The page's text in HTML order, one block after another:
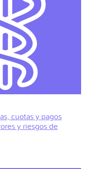
cuotas y pagos
y riesgos de